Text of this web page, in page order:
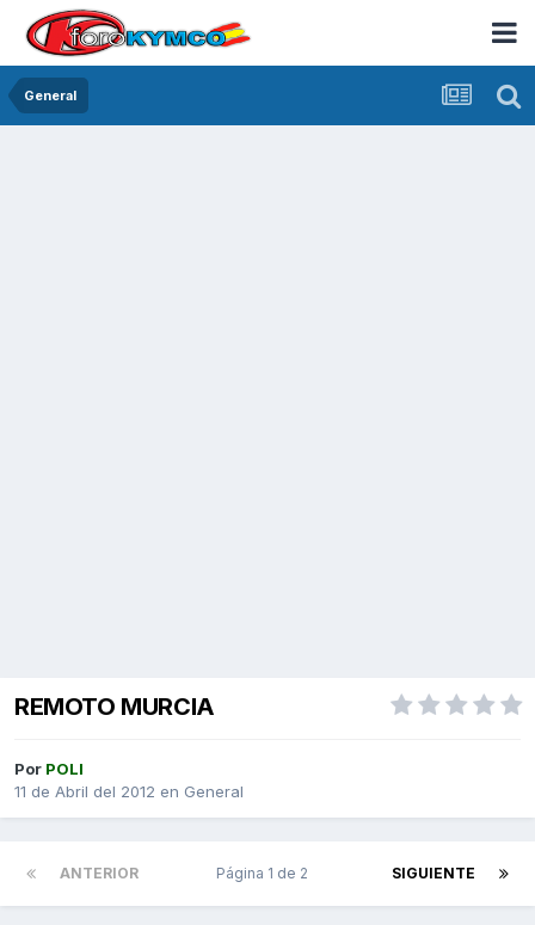
General
REMOTO MURCIA
Por POLI
11 de Abril del 2012 en General
ANTERIOR SIGUIENTE
Página 1 de 2